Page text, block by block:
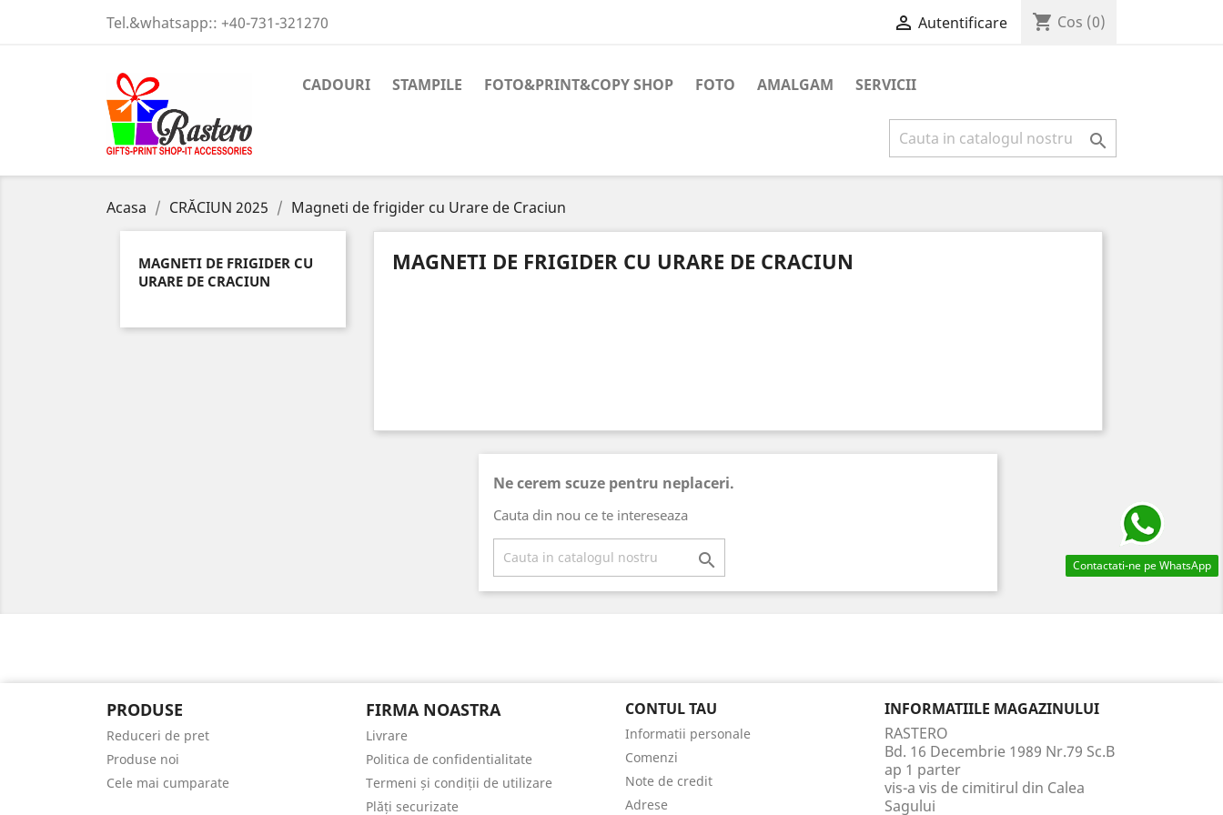
Tel.&whatsapp:: +40-731-321270  Autentificare shopping_cart Cos (0)
CADOURI STAMPILE FOTO&PRINT&COPY SHOP FOTO AMALGAM SERVICII

Acasa CRĂCIUN 2025 Magneti de frigider cu Urare de Craciun
MAGNETI DE FRIGIDER CU
URARE DE CRACIUN
MAGNETI DE FRIGIDER CU URARE DE CRACIUN
Ne cerem scuze pentru neplaceri.
Cauta din nou ce te intereseaza

PRODUSE
Reduceri de pret
Produse noi
Cele mai cumparate
FIRMA NOASTRA
Livrare
Politica de confidentialitate
Termeni și condiții de utilizare
Plăți securizate
CONTUL TAU
Informatii personale
Comenzi
Note de credit
Adrese
INFORMATIILE MAGAZINULUI
RASTERO
Bd. 16 Decembrie 1989 Nr.79 Sc.B
ap 1 parter
vis-a vis de cimitirul din Calea
Sagului
Contactati-ne pe WhatsApp